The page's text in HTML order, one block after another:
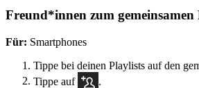
Freund*innen zum
Für: Smartphones
Tippe bei deinen Playlists auf den
Tippe auf